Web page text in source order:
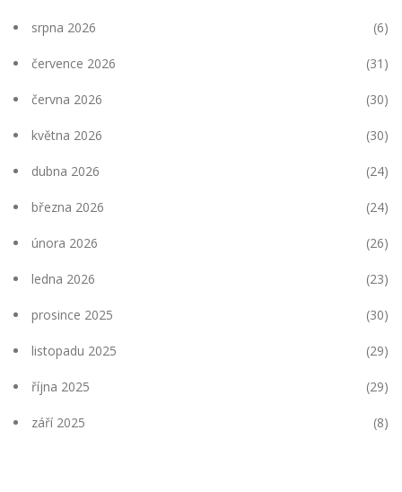
srpna 2026 (6)
července 2026 (31)
června 2026 (30)
května 2026 (30)
dubna 2026 (24)
března 2026 (24)
února 2026 (26)
ledna 2026 (23)
prosince 2025 (30)
listopadu 2025 (29)
října 2025 (29)
září 2025 (8)